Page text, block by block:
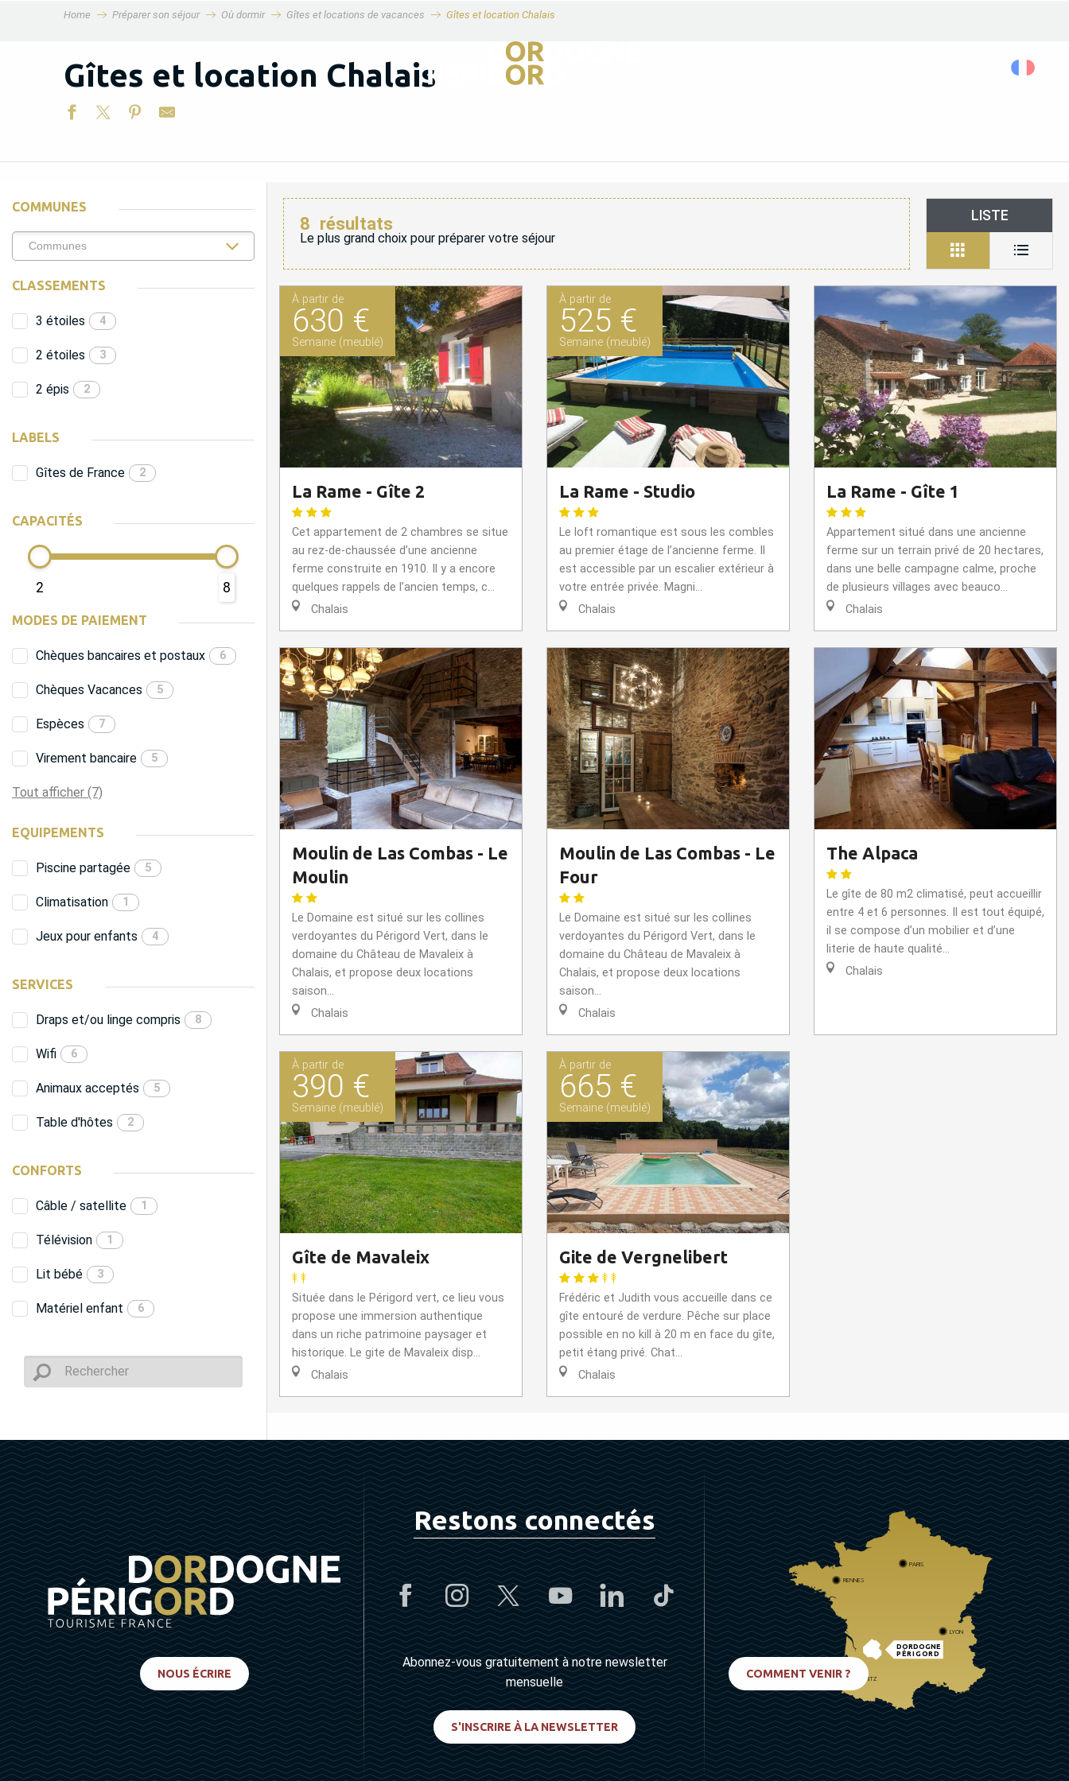
Home Préparer son séjour Où dormir Gîtes et locations de vacances Gîtes et location Chalais
Gîtes et location Chalais
COMMUNES
CLASSEMENTS
3 étoiles 4
2 étoiles 3
2 épis 2
LABELS
Gîtes de France 2
CAPACITÉS
2 8
MODES DE PAIEMENT
Chèques bancaires et postaux 6
Chèques Vacances 5
Espèces 7
Virement bancaire 5
Tout afficher (7)
EQUIPEMENTS
Piscine partagée 5
Climatisation 1
Jeux pour enfants 4
SERVICES
Draps et/ou linge compris 8
Wifi 6
Animaux acceptés 5
Table d'hôtes 2
CONFORTS
Câble / satellite 1
Télévision 1
Lit bébé 3
Matériel enfant 6
8 résultats
Le plus grand choix pour préparer votre séjour
LISTE
À partir de
630 €
Semaine (meublé)
La Rame - Gîte 2
Cet appartement de 2 chambres se situe
au rez-de-chaussée d’une ancienne
ferme construite en 1910. Il y a encore
quelques rappels de l’ancien temps, c...
Chalais
À partir de
525 €
Semaine (meublé)
La Rame - Studio
Le loft romantique est sous les combles
au premier étage de l’ancienne ferme. Il
est accessible par un escalier extérieur à
votre entrée privée. Magni...
Chalais
La Rame - Gîte 1
Appartement situé dans une ancienne
ferme sur un terrain privé de 20 hectares,
dans une belle campagne calme, proche
de plusieurs villages avec beauco...
Chalais
Moulin de Las Combas - Le
Moulin
Le Domaine est situé sur les collines
verdoyantes du Périgord Vert, dans le
domaine du Château de Mavaleix à
Chalais, et propose deux locations
saison...
Chalais
Moulin de Las Combas - Le
Four
Le Domaine est situé sur les collines
verdoyantes du Périgord Vert, dans le
domaine du Château de Mavaleix à
Chalais, et propose deux locations
saison...
Chalais
The Alpaca
Le gîte de 80 m2 climatisé, peut accueillir
entre 4 et 6 personnes. Il est tout équipé,
il se compose d’un mobilier et d’une
literie de haute qualité...
Chalais
À partir de
390 €
Semaine (meublé)
Gîte de Mavaleix
Située dans le Périgord vert, ce lieu vous
propose une immersion authentique
dans un riche patrimoine paysager et
historique. Le gite de Mavaleix disp...
Chalais
À partir de
665 €
Semaine (meublé)
Gite de Vergnelibert
Frédéric et Judith vous accueille dans ce
gîte entouré de verdure. Pêche sur place
possible en no kill à 20 m en face du gîte,
petit étang privé. Chat...
Chalais
NOUS ÉCRIRE
Restons connectés
Abonnez-vous gratuitement à notre newsletter
mensuelle
S'INSCRIRE À LA NEWSLETTER
DORDOGNE
PÉRIGORD
PARIS
RENNES
LYON
BIARRITZ
COMMENT VENIR ?